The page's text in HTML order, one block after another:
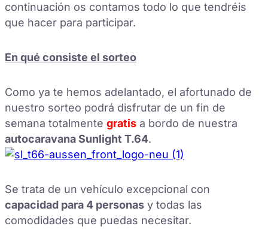
continuación os contamos todo lo que tendréis
que hacer para participar.
En qué consiste el sorteo
Como ya te hemos adelantado, el afortunado de
nuestro sorteo podrá disfrutar de un fin de
semana totalmente gratis a bordo de nuestra
autocaravana Sunlight T.64.
Se trata de un vehículo excepcional con
capacidad para 4 personas y todas las
comodidades que puedas necesitar.